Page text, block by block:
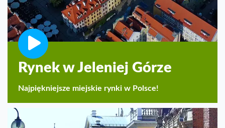
Rynek w Jeleniej Górze
Najpiękniejsze miejskie rynki w Polsce!